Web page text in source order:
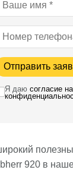
Отправить
Я даюсогласие
920 в